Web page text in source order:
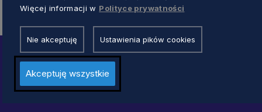
Więcej informacji w Polityce prywatności
Nie akceptuję Ustawienia pików cookies
Akceptuję wszystkie